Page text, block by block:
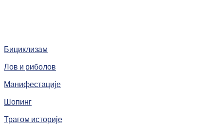
Бициклизам
Лов и риболов
Манифестације
Шопинг
Трагом историје